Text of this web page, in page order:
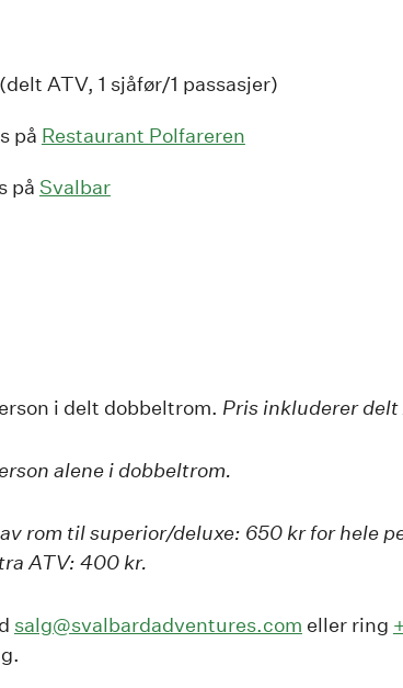
(delt ATV, 1 sjåfør/1 passasjer)
på Restaurant Polfareren
på Svalbar
i delt dobbeltrom. Pris inkluderer delt
alene i dobbeltrom.
rom til superior/deluxe: 650 kr for hele
ATV: 400 kr.
salg@svalbardadventures.com eller ring